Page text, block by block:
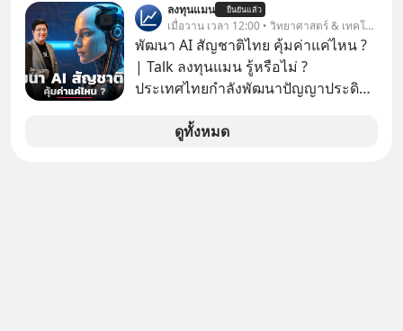
เก่าที่เขาเคยทำไว้ ตอนยังอยู่บริษัท
เดียวกัน
ลงทุนแมน ยืนยันแล้ว
เมื่อวาน เวลา 12:00 • วิทยาศาสตร์ & เทคโนโลยี
พัฒนา AI สัญชาติไทย คุ้มค่าแค่ไหน ?
| Talk ลงทุนแมน รู้หรือไม่ ?
ประเทศไทยกำลังพัฒนาปัญญาประดิษฐ์
“ThaiLLM” เพื่อให้คนไทยมีโครงสร้าง
ดูทั้งหมด